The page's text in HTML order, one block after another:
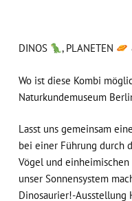
DINOS , PLANETEN
Wo ist diese Kombi
Naturkundemuseum
Lasst uns gemeinsam
bei einer Führung durch
Vögel und
unser Sonnensystem
Dinosaurier!-Ausstellung